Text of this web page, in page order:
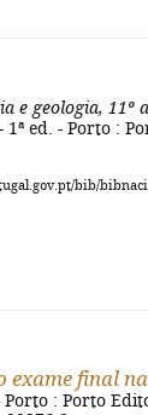
e geologia, 11º
ed. - Porto :
bib/
exame final
Porto : Porto